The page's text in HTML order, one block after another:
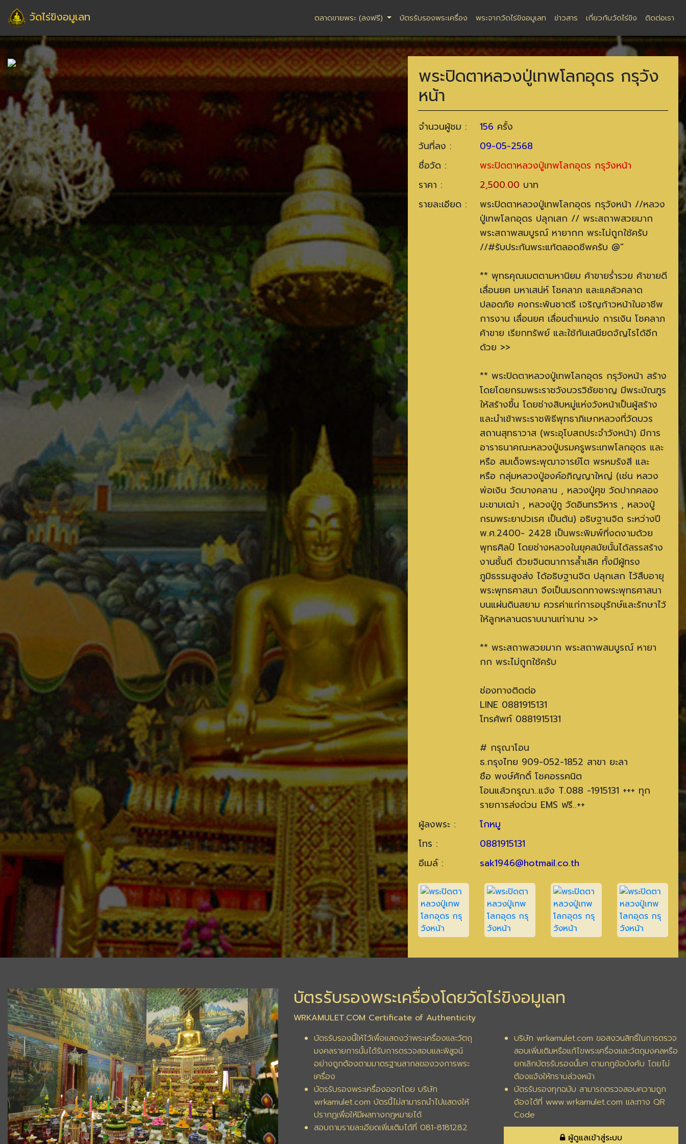
วัดไร่ขิงอมูเลท ตลาดขายพระ (ลงฟรี) บัตรรับรองพระเครื่อง พระจากวัดไร่ขิงอมูเลท ข่าวสาร เกี่ยวกับวัดไร่ขิง ติดต่อเรา
พระปิดตาหลวงปู่เทพโลกอุดร กรุวัง
หน้า
จำนวนผู้ชม : 156 ครั้ง
วันที่ลง :
09-05-2568
ชื่อวัด :
พระปิดตาหลวงปู่เทพโลกอุดร กรุวังหน้า
ราคา :
2,500.00 บาท
รายละเอียด :
พระปิดตาหลวงปู่เทพโลกอุดร กรุวังหน้า //หลวง
ปู่เทพโลกอุดร ปลุกเสก // พระสถาพสวยมาก
พระสถาพสมบูรณ์ หายากก พระไม่ถูกใช้ครับ
//#รับประกันพระแท้ตลอดชีพครับ @"
** พุทธคุณเมตตามหานิยม ค้าขายร่ำรวย ค้าขายดี
เลื่อนยศ มหาเสน่ห์ โชคลาภ และแคล้วคลาด
ปลอดภัย คงกระพันชาตรี เจริญก้าวหน้าในอาชีพ
การงาน เลื่อนยศ เลื่อนตำแหน่ง การเงิน โชคลาภ
ค้าขาย เรียกทรัพย์ และใช้กันเสนียดจัญไรได้อีก
ด้วย >>
** พระปิดตาหลวงปู่เทพโลกอุดร กรุวังหน้า สร้าง
โดยโดยกรมพระราชวังบวรวิชัยชาญ มีพระบัณฑูร
ให้สร้างขึ้น โดยช่างสิบหมู่แห่งวังหน้าเป็นผู้สร้าง
และนำเข้าพระราชพิธีพุทธาภิเษกหลวงที่วัดบวร
สถานสุทธาวาส (พระอุโบสถประจำวังหน้า) มีการ
อาราธนาคณะหลวงปู่บรมครูพระเทพโลกอุดร และ
หรือ สมเด็จพระพุฒาจารย์โต พรหมรังสี และ
หรือ กลุ่มหลวงปู่องค์อภิญญาใหญ่ (เช่น หลวง
พ่อเงิน วัดบางคลาน , หลวงปู่ศุข วัดปากคลอง
มะขามเฒ่า , หลวงปู่ภู วัดอินทรวิหาร , หลวงปู่
กรมพระยาปวเรศ เป็นต้น) อธิษฐานจิต ระหว่างปี
พ.ศ.2400- 2428 เป็นพระพิมพ์ที่งดงามด้วย
พุทธศิลป์ โดยช่างหลวงในยุคสมัยนั้นได้สรรสร้าง
งานชั้นดี ด้วยจินตนาการล้ำเลิศ ทั้งมีผู้ทรง
ภูมิธรรมสูงส่ง ได้อธิษฐานจิต ปลุกเสก ไว้สืบอายุ
พระพุทธศาสนา จึงเป็นมรดกทางพระพุทธศาสนา
บนแผ่นดินสยาม ควรค่าแก่การอนุรักษ์และรักษาไว้
ให้ลูกหลานตราบนานเท่านาน >>
** พระสถาพสวยมาก พระสถาพสมบูรณ์ หายา
กก พระไม่ถูกใช้ครับ
ช่องทางติดต่อ
LINE 0881915131
โทรศัพท์ 0881915131
# กรุณาโอน
ธ.กรุงไทย 909-052-1852 สาขา ยะลา
ชือ พงษ์ศักดิ์ โชคอรรคนิต
โอนแล้วกรุณา..แจ้ง T.088 -1915131 +++ ทุก
รายการส่งด่วน EMS ฟรี..++
ผู้ลงพระ :
โกหมู
โทร :
0881915131
อีเมล์ :
sak1946@hotmail.co.th
บัตรรับรองพระเครื่องโดยวัดไร่ขิงอมูเลท
WRKAMULET.COM Certificate of Authenticity
บัตรรับรองนี้ให้ไว้เพื่อแสดงว่าพระเครื่องและวัตถุ
มงคลรายการนั้นได้รับการตรวจสอบและพิสูจน์
อย่างถูกต้องตามมาตรฐานสากลของวงการพระ
เครื่อง
บัตรรับรองพระเครื่องออกโดย บริษัท
wrkamulet.com บัตรนี้ไม่สามารถนำไปแสดงให้
ปรากฏเพื่อให้มีผลทางกฎหมายได้
สอบถามรายละเอียดเพิ่มเติมได้ที่ 081-8181282
บริษัท wrkamulet.com ขอสงวนสิทธิ์ในการตรวจ
สอบเพิ่มเติมหรือแก้ไขพระเครื่องและวัตถุมงคลหรือ
ยกเลิกบัตรรับรองนั้นๆ ตามกฎข้อบังคับ โดยไม่
ต้องแจ้งให้ทราบล่วงหน้า
บัตรรับรองทุกฉบับ สามารถตรวจสอบความถูก
ต้องได้ที่ www.wrkamulet.com และทาง QR
Code
ผู้ดูแลเข้าสู่ระบบ